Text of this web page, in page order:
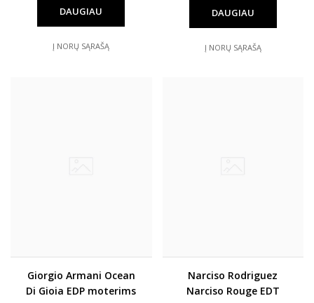
DAUGIAU
Į NORŲ SĄRAŠĄ
DAUGIAU
Į NORŲ SĄRAŠĄ
Giorgio Armani Ocean
Di Gioia EDP moterims
Narciso Rodriguez
Narciso Rouge EDT